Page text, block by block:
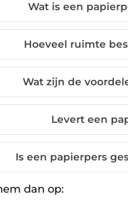
Wat is een
Hoeveel ruimte
Wat zijn de
Levert een
Is een papierpers
dan op: